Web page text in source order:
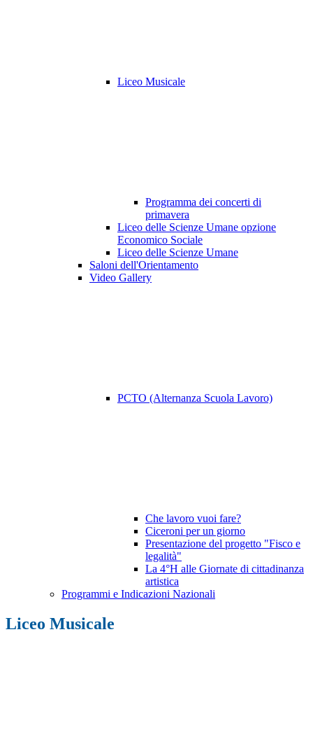
Liceo Musicale
Programma dei concerti di
primavera
Liceo delle Scienze Umane opzione
Economico Sociale
Liceo delle Scienze Umane
Saloni dell'Orientamento
Video Gallery
PCTO (Alternanza Scuola Lavoro)
Che lavoro vuoi fare?
Ciceroni per un giorno
Presentazione del progetto "Fisco e
legalità"
La 4°H alle Giornate di cittadinanza
artistica
Programmi e Indicazioni Nazionali
Liceo Musicale